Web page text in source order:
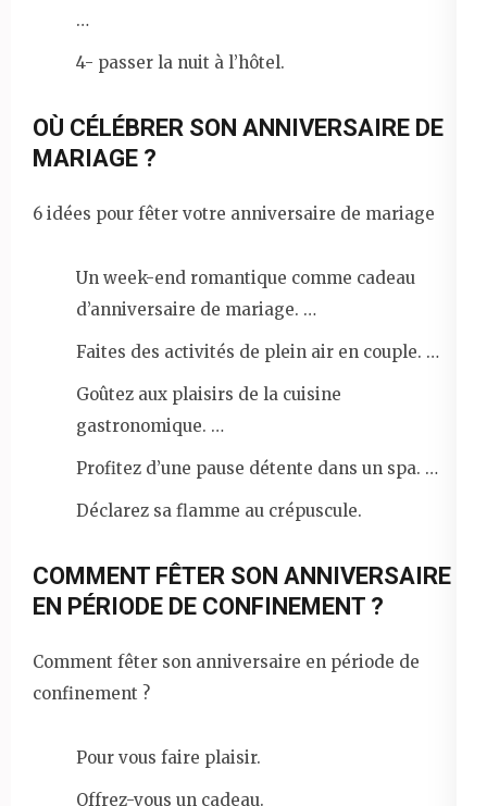
…
4- passer la nuit à l’hôtel.
OÙ CÉLÉBRER SON ANNIVERSAIRE DE
MARIAGE ?
6 idées pour fêter votre anniversaire de mariage
Un week-end romantique comme cadeau
d’anniversaire de mariage. …
Faites des activités de plein air en couple. …
Goûtez aux plaisirs de la cuisine
gastronomique. …
Profitez d’une pause détente dans un spa. …
Déclarez sa flamme au crépuscule.
COMMENT FÊTER SON ANNIVERSAIRE
EN PÉRIODE DE CONFINEMENT ?
Comment fêter son anniversaire en période de
confinement ?
Pour vous faire plaisir.
Offrez-vous un cadeau.